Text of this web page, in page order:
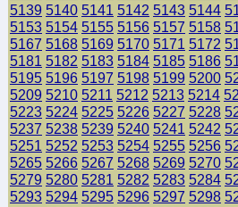
5139 5140 5141 5142 5143 5144
5153 5154 5155 5156 5157 5158
5167 5168 5169 5170 5171 5172
5181 5182 5183 5184 5185 5186
5195 5196 5197 5198 5199 5200
5209 5210 5211 5212 5213 5214
5223 5224 5225 5226 5227 5228
5237 5238 5239 5240 5241 5242
5251 5252 5253 5254 5255 5256
5265 5266 5267 5268 5269 5270
5279 5280 5281 5282 5283 5284
5293 5294 5295 5296 5297 5298